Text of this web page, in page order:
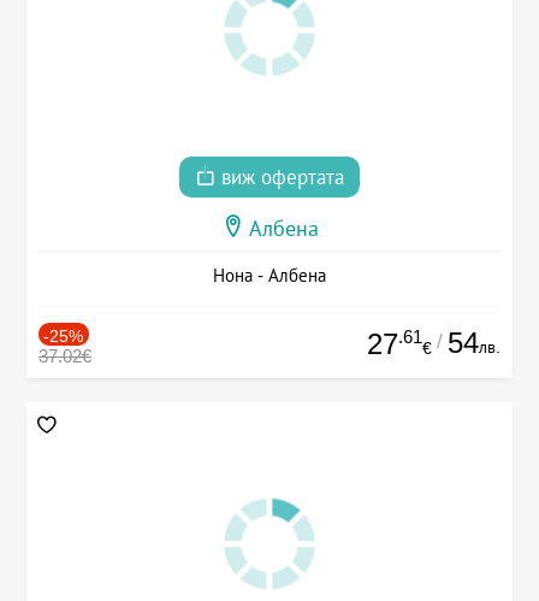
виж офертата
Албена
Нона - Албена
-25%
37.02€ 27.61
€ / 54лв.